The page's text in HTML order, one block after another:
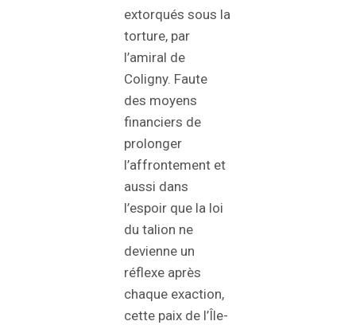
extorqués sous la
torture, par
l’amiral de
Coligny. Faute
des moyens
financiers de
prolonger
l’affrontement et
aussi dans
l’espoir que la loi
du talion ne
devienne un
réflexe après
chaque exaction,
cette paix de l’Île-